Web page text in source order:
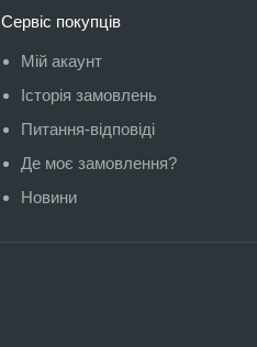
Сервіс покупців
Мій акаунт
Історія замовлень
Питання-відповіді
Де моє замовлення?
Новини